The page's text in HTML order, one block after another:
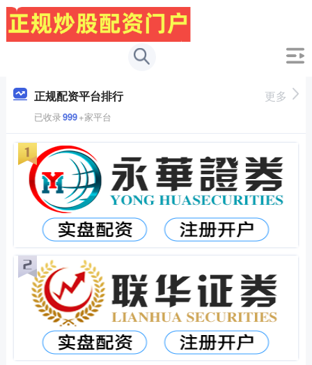
正规配资平台排行
已收录999+家平台
更多